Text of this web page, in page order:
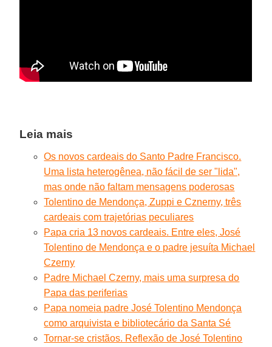
Leia mais
Os novos cardeais do Santo Padre Francisco.
Uma lista heterogênea, não fácil de ser "lida",
mas onde não faltam mensagens poderosas
Tolentino de Mendonça, Zuppi e Cznerny, três
cardeais com trajetórias peculiares
Papa cria 13 novos cardeais. Entre eles, José
Tolentino de Mendonça e o padre jesuíta Michael
Czerny
Padre Michael Czerny, mais uma surpresa do
Papa das periferias
Papa nomeia padre José Tolentino Mendonça
como arquivista e bibliotecário da Santa Sé
Tornar-se cristãos. Reflexão de José Tolentino